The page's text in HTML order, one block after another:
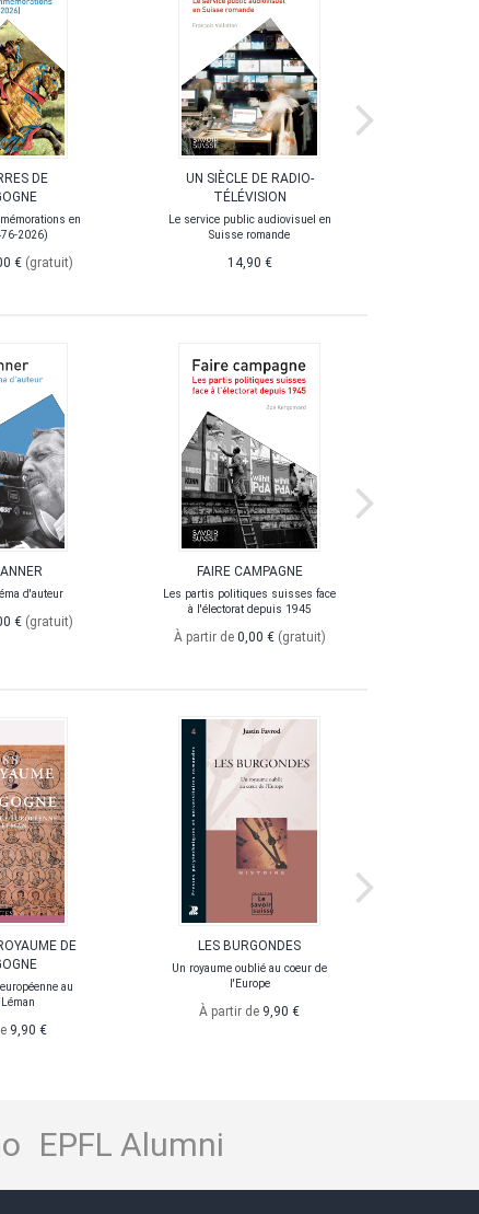
DE
en
2026)
€ (gratuit)
UN SIÈCLE DE RADIO-
TÉLÉVISION
Le service public audiovisuel en
Suisse romande
14,90 €
d'auteur
€ (gratuit)
FAIRE CAMPAGNE
Les partis politiques suisses face
à l'électorat depuis 1945
À partir de 0,00 € (gratuit)
DE
au
9,90 €
LES BURGONDES
Un royaume oublié au coeur de
l'Europe
À partir de 9,90 €
EPFL Alumni